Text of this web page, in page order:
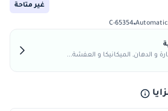
غير متاحة
C-65354
الدهان, الميكانيكا و العفشة...